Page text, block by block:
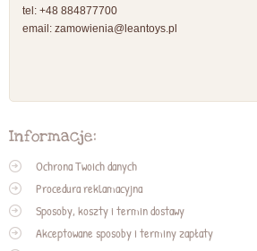
tel: +48 884877700
email: zamowienia@leantoys.pl
Informacje:
Ochrona Twoich danych
Procedura reklamacyjna
Sposoby, koszty i termin dostawy
Akceptowane sposoby i terminy zapłaty